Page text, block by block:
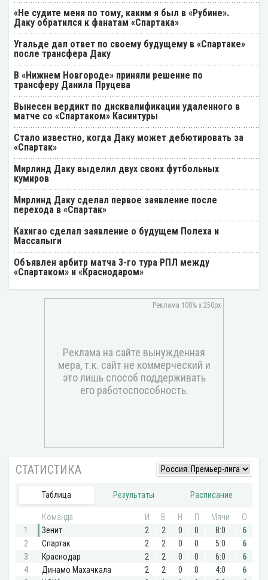
«Не судите меня по тому, каким я был в «Рубине».
Даку обратился к фанатам «Спартака»
Угальде дал ответ по своему будущему в «Спартаке»
после трансфера Даку
В «Нижнем Новгороде» приняли решение по
трансферу Данила Пруцева
Вынесен вердикт по дисквалификации удаленного в
матче со «Спартаком» Касинтуры
Стало известно, когда Даку может дебютировать за
«Спартак»
Мирлинд Даку выделил двух своих футбольных
кумиров
Мирлинд Даку сделал первое заявление после
перехода в «Спартак»
Кахигао сделал заявление о будущем Полеха и
Массалыги
Объявлен арбитр матча 3-го тура РПЛ между
«Спартаком» и «Краснодаром»